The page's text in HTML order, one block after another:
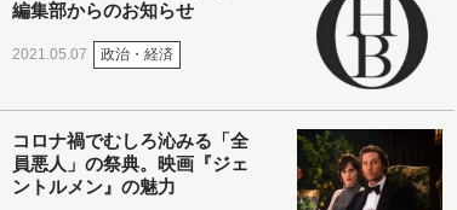
編集部からのお知らせ
2021.05.07 政治・経済
コロナ禍でむしろ沁みる「全
員悪人」の祭典。映画『ジェ
ントルメン』の魅力